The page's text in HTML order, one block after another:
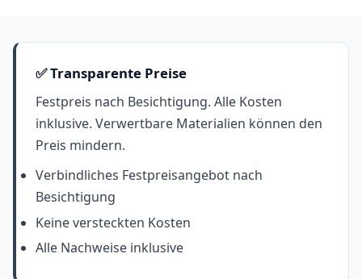
✅ Transparente Preise
Festpreis nach Besichtigung. Alle Kosten
inklusive. Verwertbare Materialien können den
Preis mindern.
Verbindliches Festpreisangebot nach
Besichtigung
Keine versteckten Kosten
Alle Nachweise inklusive